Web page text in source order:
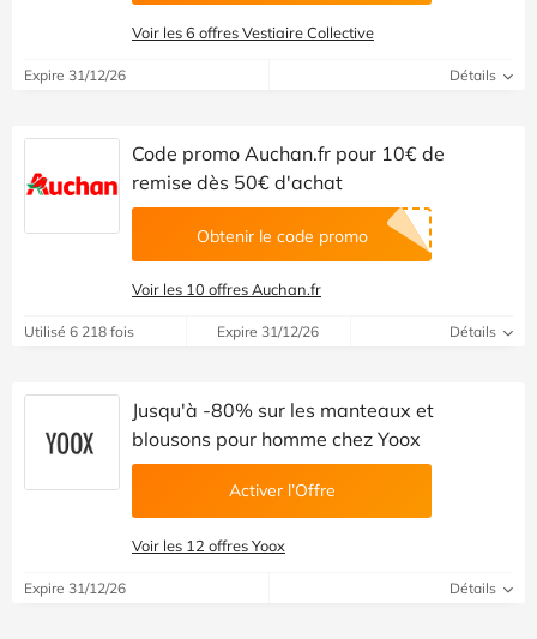
Voir les 6 offres Vestiaire Collective
Expire 31/12/26 Détails
Code promo Auchan.fr pour 10€ de
remise dès 50€ d'achat
Obtenir le code promo
Voir les 10 offres Auchan.fr
Utilisé 6 218 fois Expire 31/12/26 Détails
Jusqu'à -80% sur les manteaux et
blousons pour homme chez Yoox
Activer l’Offre
Voir les 12 offres Yoox
Expire 31/12/26 Détails